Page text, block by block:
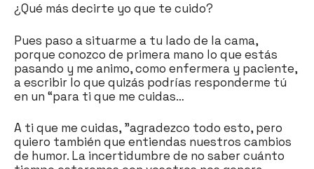
¿Qué más decirte yo que te cuido?
Pues paso a situarme a tu lado de la cama,
porque conozco de primera mano lo que estás
pasando y me animo, como enfermera y paciente,
a escribir lo que quizás podrías responderme tú
en un “para ti que me cuidas…
A ti que me cuidas, ”agradezco todo esto, pero
quiero también que entiendas nuestros cambios
de humor. La incertidumbre de no saber cuánto